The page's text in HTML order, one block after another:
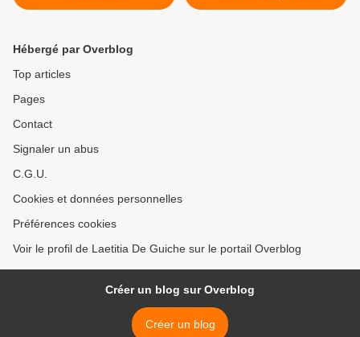
Hébergé par Overblog
Top articles
Pages
Contact
Signaler un abus
C.G.U.
Cookies et données personnelles
Préférences cookies
Voir le profil de Laetitia De Guiche sur le portail Overblog
Créer un blog sur Overblog
Créer un blog